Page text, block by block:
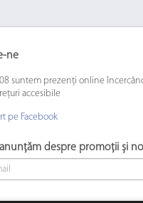
ne
suntem prezenți online
accesibile
pe Facebook
despre promoții și